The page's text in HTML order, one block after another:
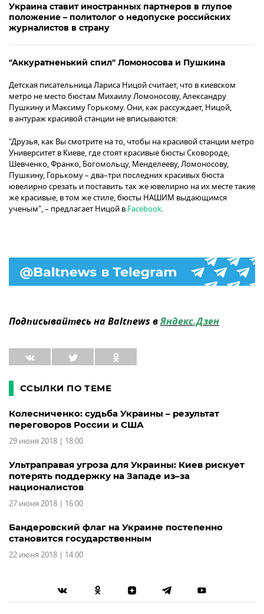
Украина ставит иностранных партнеров в глупое
положение – политолог о недопуске российских
журналистов в страну
"Аккуратненький спил" Ломоносова и Пушкина
Детская писательница Лариса Ницой считает, что в киевском
метро не место бюстам Михаилу Ломоносову, Александру
Пушкину и Максиму Горькому. Они, как рассуждает, Ницой,
в антураж красивой станции не вписываются:
"Друзья, как Вы смотрите на то, чтобы на красивой станции метро
Университет в Киеве, где стоят красивые бюсты Сковороде,
Шевченко, Франко, Богомольцу, Менделееву, Ломоносову,
Пушкину, Горькому – два–три последних красивых бюста
ювелирно срезать и поставить так же ювелирно на их месте такие
же красивые, в том же стиле, бюсты НАШИМ выдающимся
ученым", – предлагает Ницой в Facebook.
Подписывайтесь на Baltnews вЯндекс.Дзен
ССЫЛКИ ПО ТЕМЕ
Колесниченко: судьба Украины – результат
переговоров России и США
29 июня 2018 | 18:00
Ультраправая угроза для Украины: Киев рискует
потерять поддержку на Западе из–за
националистов
27 июня 2018 | 16:00
Бандеровский флаг на Украине постепенно
становится государственным
22 июня 2018 | 14:00